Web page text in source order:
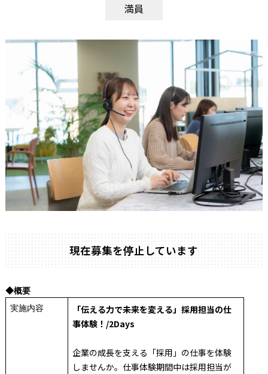
満員
現在募集を停止しています
◆概要
実施内容
「伝える力で未来を変える」採用担当の仕
事体験！/2Days
企業の成長を支える「採用」の仕事を体験
しませんか。仕事体験期間中は採用担当が